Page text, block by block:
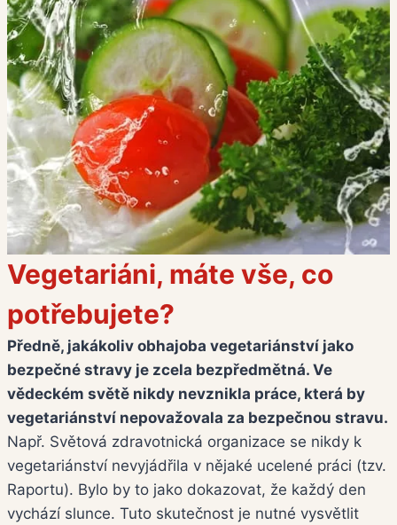
Vegetariáni, máte vše, co
potřebujete?
Předně, jakákoliv obhajoba vegetariánství jako
bezpečné stravy je zcela bezpředmětná. Ve
vědeckém světě nikdy nevznikla práce, která by
vegetariánství nepovažovala za bezpečnou stravu.
Např. Světová zdravotnická organizace se nikdy k
vegetariánství nevyjádřila v nějaké ucelené práci (tzv.
Raportu). Bylo by to jako dokazovat, že každý den
vychází slunce. Tuto skutečnost je nutné vysvětlit